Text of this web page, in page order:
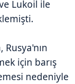
Lukoil ile
Rusya'nın
için barış
nedeniyle